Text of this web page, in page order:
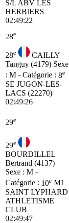
S/L ABV LES
HERBIERS
02:49:22
28e
28e
CAILLY
Tanguy (4179) Sexe
: M - Catégorie : 8e
SE JUGON-LES-
LACS (22270)
02:49:26
29e
29e
BOURDILLEL
Bertrand (4137)
Sexe : M -
Catégorie : 10e M1
SAINT LYPHARD
ATHLETISME
CLUB
02:49:47